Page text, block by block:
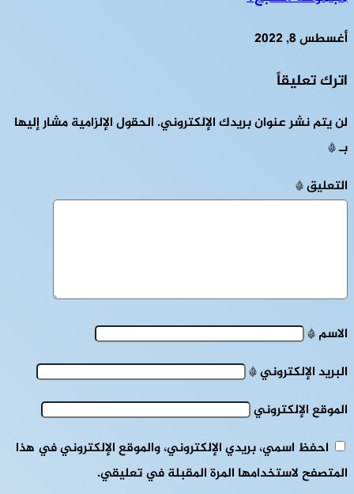
أغسطس 8, 2022
اترك تعليقاً
لن يتم نشر عنوان بريدك الإلكتروني. الحقول الإلزامية مشار إليها
بـ*
التعليق*
الاسم*
البريد الإلكتروني*
الموقع الإلكتروني
احفظ اسمي، بريدي الإلكتروني، والموقع الإلكتروني في هذا
المتصفح لاستخدامها المرة المقبلة في تعليقي.